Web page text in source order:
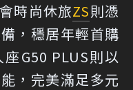
時尚休旅ZS則憑
，穩居年輕首購
G50 PLUS則以
，完美滿足多元